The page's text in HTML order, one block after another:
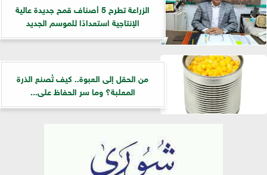
الزراعة تطرح 5 أصناف قمح جديدة عالية
الإنتاجية استعدادًا للموسم الجديد
من الحقل إلى العبوة.. كيف تُصنع الذرة
المعلبة؟ وما سر الحفاظ على...